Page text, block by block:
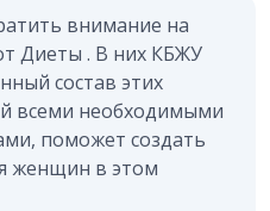
внимание на
Диеты . В них КБЖУ
состав этих
всеми необходимыми
поможет создать
женщин в этом